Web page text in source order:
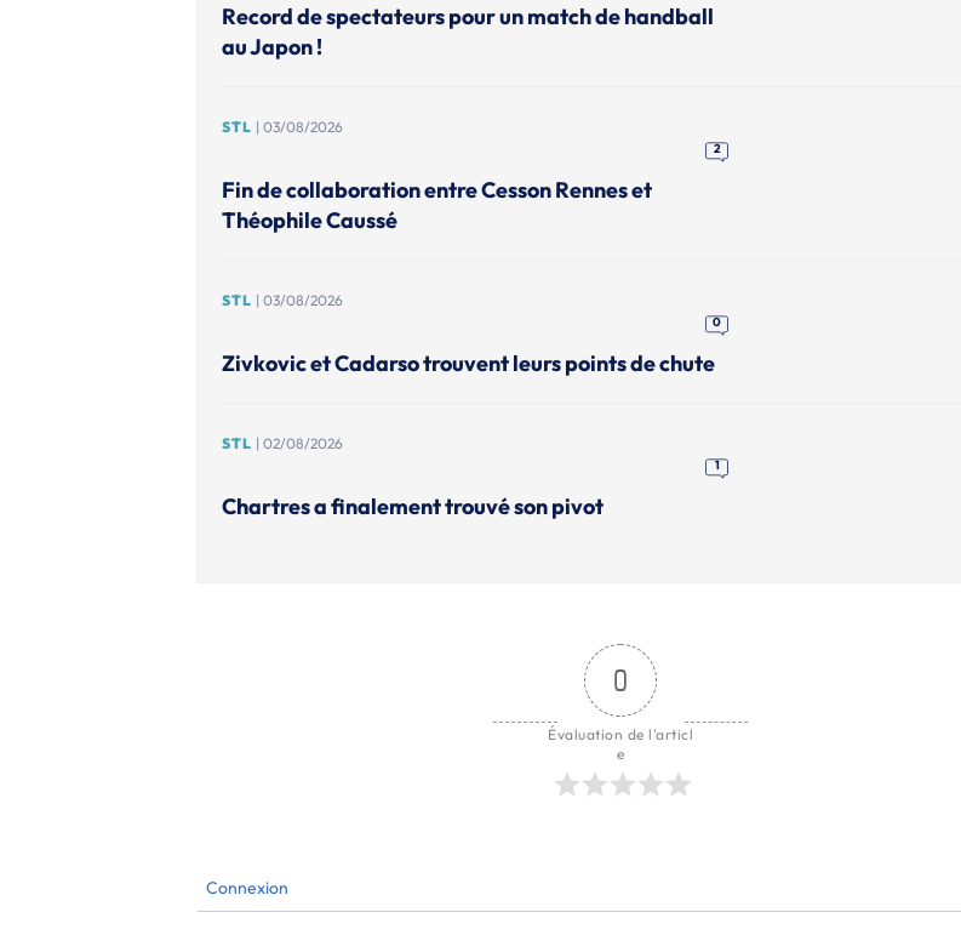
Record de spectateurs pour un match de handball
au Japon !
STL | 03/08/2026
2
Fin de collaboration entre Cesson Rennes et
Théophile Caussé
STL | 03/08/2026
0
Zivkovic et Cadarso trouvent leurs points de chute
STL | 02/08/2026
1
Chartres a finalement trouvé son pivot
0
Évaluation de l'articl
e
Connexion